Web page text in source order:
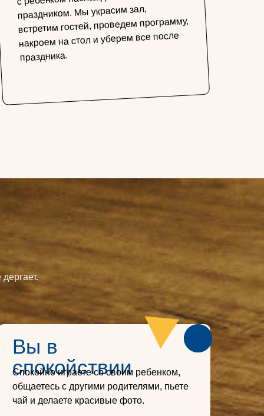
праздником. Мы украсим зал,
встретим гостей, проведем программу,
накроем на стол и уберем все после
праздника.
Вы в
спокойствии
Спокойно играете со своим ребенком,
общаетесь с другими родителями, пьете
чай и делаете красивые фото.